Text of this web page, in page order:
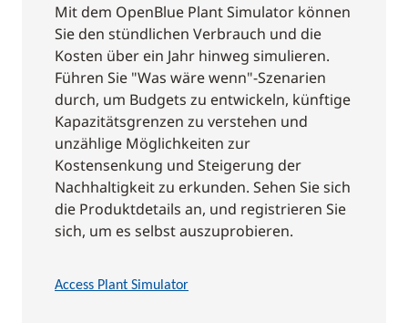
Mit dem OpenBlue Plant Simulator können
Sie den stündlichen Verbrauch und die
Kosten über ein Jahr hinweg simulieren.
Führen Sie "Was wäre wenn"-Szenarien
durch, um Budgets zu entwickeln, künftige
Kapazitätsgrenzen zu verstehen und
unzählige Möglichkeiten zur
Kostensenkung und Steigerung der
Nachhaltigkeit zu erkunden. Sehen Sie sich
die Produktdetails an, und registrieren Sie
sich, um es selbst auszuprobieren.
Access Plant Simulator